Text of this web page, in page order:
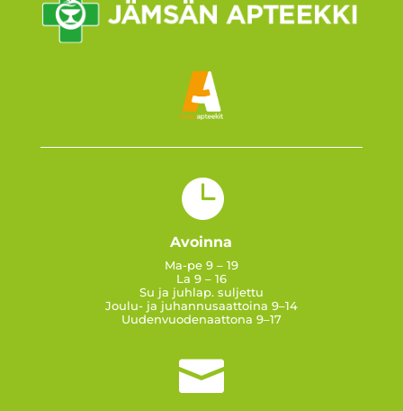

Avoinna
Ma-pe 9 – 19
La 9 – 16
Su ja juhlap. suljettu
Joulu- ja juhannusaattoina 9–14
Uudenvuodenaattona 9–17
